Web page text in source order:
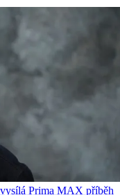
Prima MAX příběh